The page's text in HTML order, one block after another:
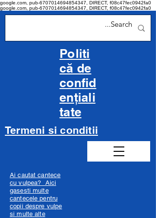
google.com, pub-6707014694854347, DIRECT, f08c47fec0942fa0
google.com, pub-6707014694854347, DIRECT, f08c47fec0942fa0
Politi
că de
confid
ențiali
tate
Termeni si conditii
Ai cautat cantece
cu vulpea? Aici
gasesti multe
cantecele pentru
copii despre vulpe
si multe alte